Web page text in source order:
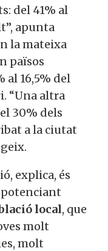
del 41% al
apunta
la mateixa
països
al 16,5% del
“Una altra
30% dels
a la ciutat
explica, és
potenciant
local, que
molt
molt